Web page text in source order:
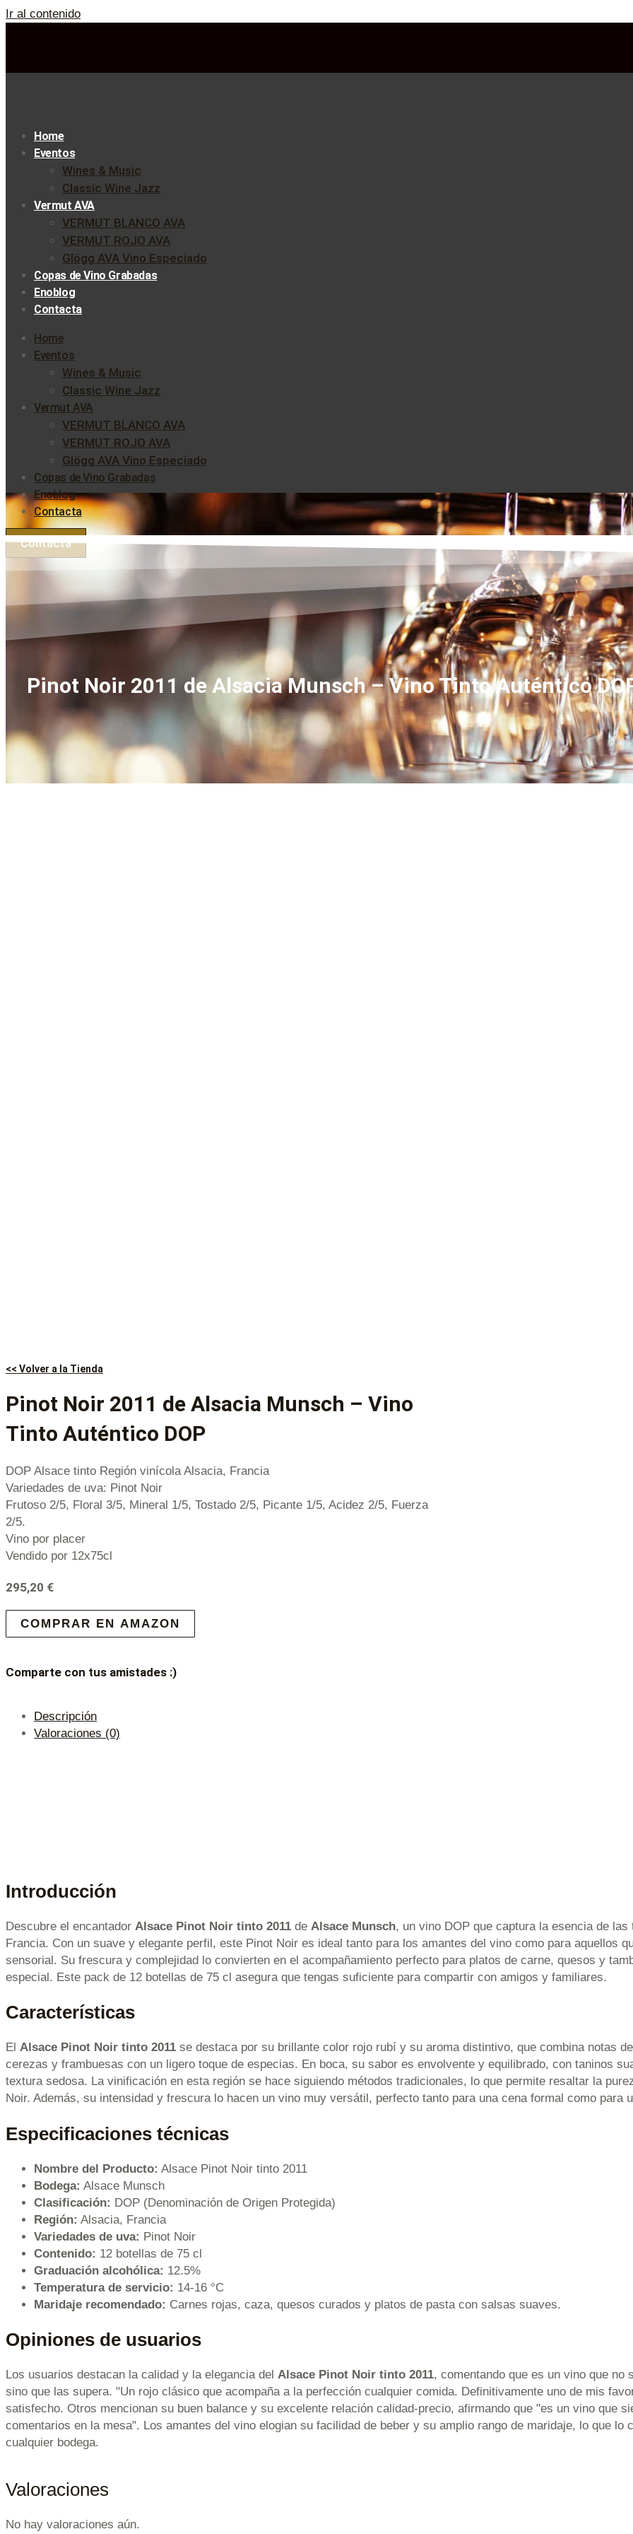
Ir al contenido
Home
Eventos
Wines & Music
Classic Wine Jazz
Vermut AVA
VERMUT BLANCO AVA
VERMUT ROJO AVA
Glögg AVA Vino Especiado
Copas de Vino Grabadas
Enoblog
Contacta
Home
Eventos
Wines & Music
Classic Wine Jazz
Vermut AVA
VERMUT BLANCO AVA
VERMUT ROJO AVA
Glögg AVA Vino Especiado
Copas de Vino Grabadas
Enoblog
Contacta
Contacta
Pinot Noir 2011 de Alsacia Munsch – Vino Tinto Auténtico
<< Volver a la Tienda
Pinot Noir 2011 de Alsacia Munsch – Vino
Tinto Auténtico DOP
DOP Alsace tinto Región vinícola Alsacia, Francia
Variedades de uva: Pinot Noir
Frutoso 2/5, Floral 3/5, Mineral 1/5, Tostado 2/5, Picante 1/5, Acidez 2/5, Fuerza
2/5.
Vino por placer
Vendido por 12x75cl
295,20 €
COMPRAR EN AMAZON
Comparte con tus amistades :)
Descripción
Valoraciones (0)
Introducción
Descubre el encantador Alsace Pinot Noir tinto 2011 de Alsace Munsch, un vino DOP que captura la esencia de
Francia. Con un suave y elegante perfil, este Pinot Noir es ideal tanto para los amantes del vino como para aquellos
sensorial. Su frescura y complejidad lo convierten en el acompañamiento perfecto para platos de carne, quesos y
especial. Este pack de 12 botellas de 75 cl asegura que tengas suficiente para compartir con amigos y familiares.
Características
El Alsace Pinot Noir tinto 2011 se destaca por su brillante color rojo rubí y su aroma distintivo, que combina notas
cerezas y frambuesas con un ligero toque de especias. En boca, su sabor es envolvente y equilibrado, con taninos
textura sedosa. La vinificación en esta región se hace siguiendo métodos tradicionales, lo que permite resaltar la
Noir. Además, su intensidad y frescura lo hacen un vino muy versátil, perfecto tanto para una cena formal como para
Especificaciones técnicas
Nombre del Producto: Alsace Pinot Noir tinto 2011
Bodega: Alsace Munsch
Clasificación: DOP (Denominación de Origen Protegida)
Región: Alsacia, Francia
Variedades de uva: Pinot Noir
Contenido: 12 botellas de 75 cl
Graduación alcohólica: 12.5%
Temperatura de servicio: 14-16 °C
Maridaje recomendado: Carnes rojas, caza, quesos curados y platos de pasta con salsas suaves.
Opiniones de usuarios
Los usuarios destacan la calidad y la elegancia del Alsace Pinot Noir tinto 2011, comentando que es un vino que
sino que las supera. "Un rojo clásico que acompaña a la perfección cualquier comida. Definitivamente uno de mis
satisfecho. Otros mencionan su buen balance y su excelente relación calidad-precio, afirmando que "es un vino que
comentarios en la mesa". Los amantes del vino elogian su facilidad de beber y su amplio rango de maridaje, lo que lo
cualquier bodega.
Valoraciones
No hay valoraciones aún.